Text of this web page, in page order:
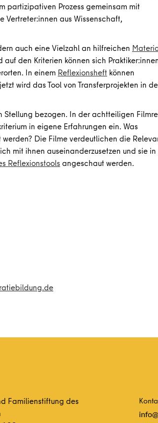
partizipativen Prozess gemeinsam mit
Vertreter:innen aus Wissenschaft,
auch eine Vielzahl an hilfreichen
den Kriterien können sich
In einem Reflexionsheft können
wird das Tool von Transferprojekten in
bezogen. In der achtteiligen
in eigene Erfahrungen ein. Was
Die Filme verdeutlichen die
mit ihnen auseinanderzusetzen und sie
Reflexionstools angeschaut werden.
Familienstiftung des